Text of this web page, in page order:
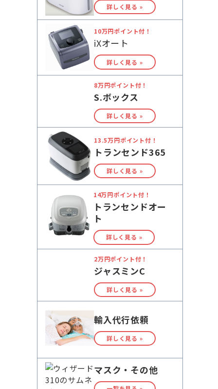
詳しく見る »
10万円ポイント付！
iXオート
詳しく見る »
8万円ポイント付！
S.ボックス
詳しく見る »
13.5万円ポイント付！
トランセンド365
詳しく見る »
14万円ポイント付！
トランセンドオー
ト
詳しく見る »
2万円ポイント付！
ジャスミンC
詳しく見る »
輸入代行依頼
詳しく見る »
マスク・その他